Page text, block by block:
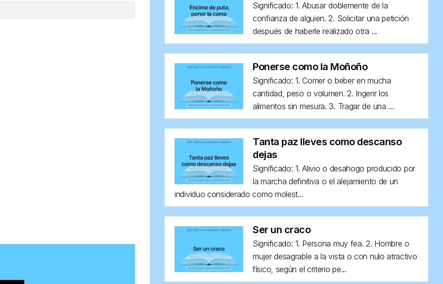
Significado: 1. Abusar doblemente de la
confianza de alguien. 2. Solicitar una petición
después de haberle realizado otra ...
Ponerse como la Moñoño
Significado: 1. Comer o beber en mucha
cantidad, peso o volumen. 2. Ingerir los
alimentos sin mesura. 3. Tragar de una ...
Tanta paz lleves como descanso
dejas
Significado: 1. Alivio o desahogo producido por
la marcha definitiva o el alejamiento de un
individuo considerado como molest...
Ser un craco
Significado: 1. Persona muy fea. 2. Hombre o
mujer desagrable a la vista o con nulo atractivo
físico, según el criterio pe...